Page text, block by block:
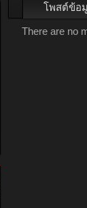
โพสต์ข้อ
There are no